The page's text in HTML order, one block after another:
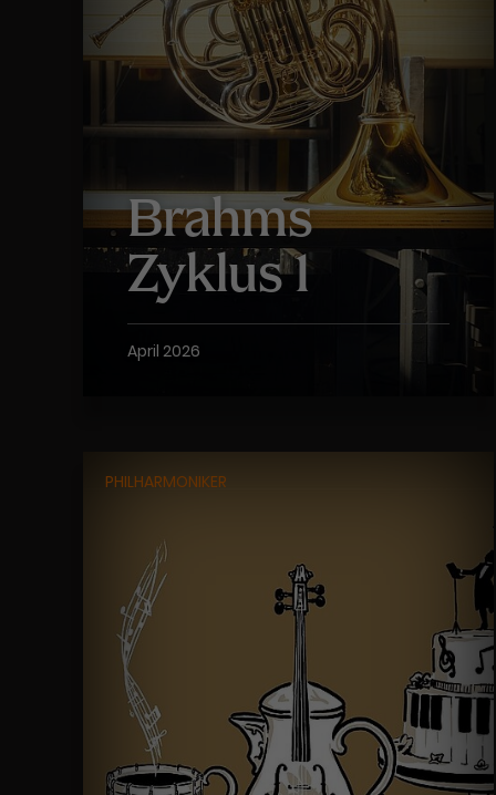
Brahms
Zyklus 1
April 2026
PHILHARMONIKER